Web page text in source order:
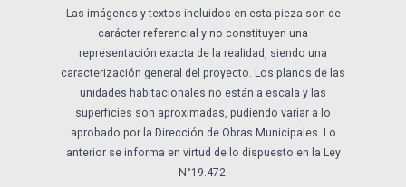
Las imágenes y textos incluidos en esta pieza son de
carácter referencial y no constituyen una
representación exacta de la realidad, siendo una
caracterización general del proyecto. Los planos de las
unidades habitacionales no están a escala y las
superficies son aproximadas, pudiendo variar a lo
aprobado por la Dirección de Obras Municipales. Lo
anterior se informa en virtud de lo dispuesto en la Ley
N°19.472.